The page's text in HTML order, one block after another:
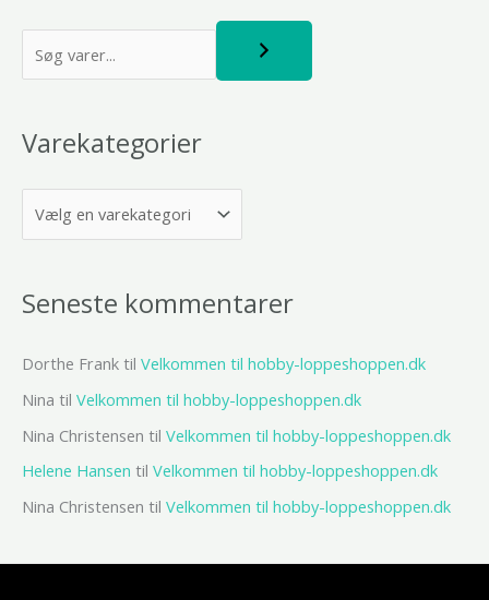
S
Varekategorier
Seneste kommentarer
Dorthe Frank til Velkommen til hobby-loppeshoppen.dk
Nina til Velkommen til hobby-loppeshoppen.dk
Nina Christensen til Velkommen til hobby-loppeshoppen.dk
Helene Hansen til Velkommen til hobby-loppeshoppen.dk
Nina Christensen til Velkommen til hobby-loppeshoppen.dk